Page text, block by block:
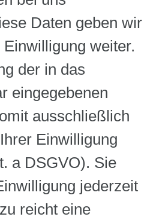
Daten geben wir
weiter.
der in das
eingegebenen
ausschließlich
Einwilligung
a DSGVO). Sie
jederzeit
reicht eine